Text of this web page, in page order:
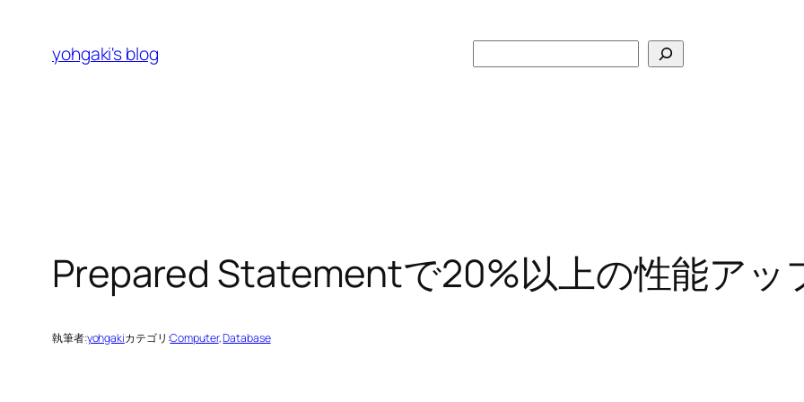
yohgaki's blog
索
Prepared Statementで20%以上の性能アッ
執筆者:yohgakiカテゴリ:Computer, Database